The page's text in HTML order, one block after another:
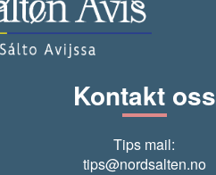
Kontakt oss
Tips mail:
tips@nordsalten.no